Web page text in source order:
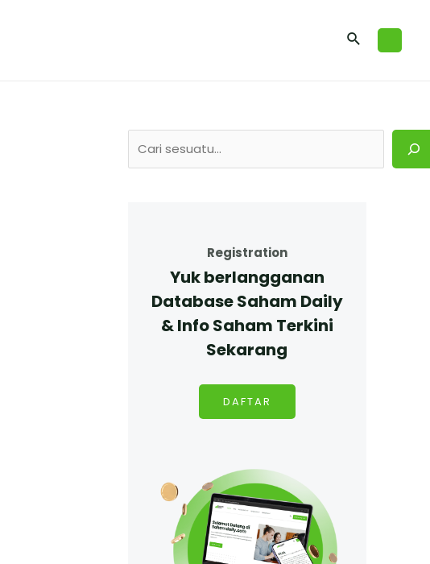
Registration
Yuk berlangganan
Database Saham Daily
& Info Saham Terkini
Sekarang
DAFTAR